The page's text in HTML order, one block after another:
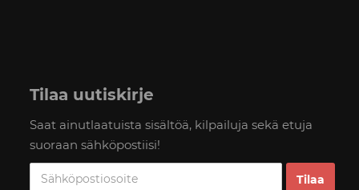
Tilaa uutiskirje
Saat ainutlaatuista sisältöä, kilpailuja sekä etuja
suoraan sähköpostiisi!